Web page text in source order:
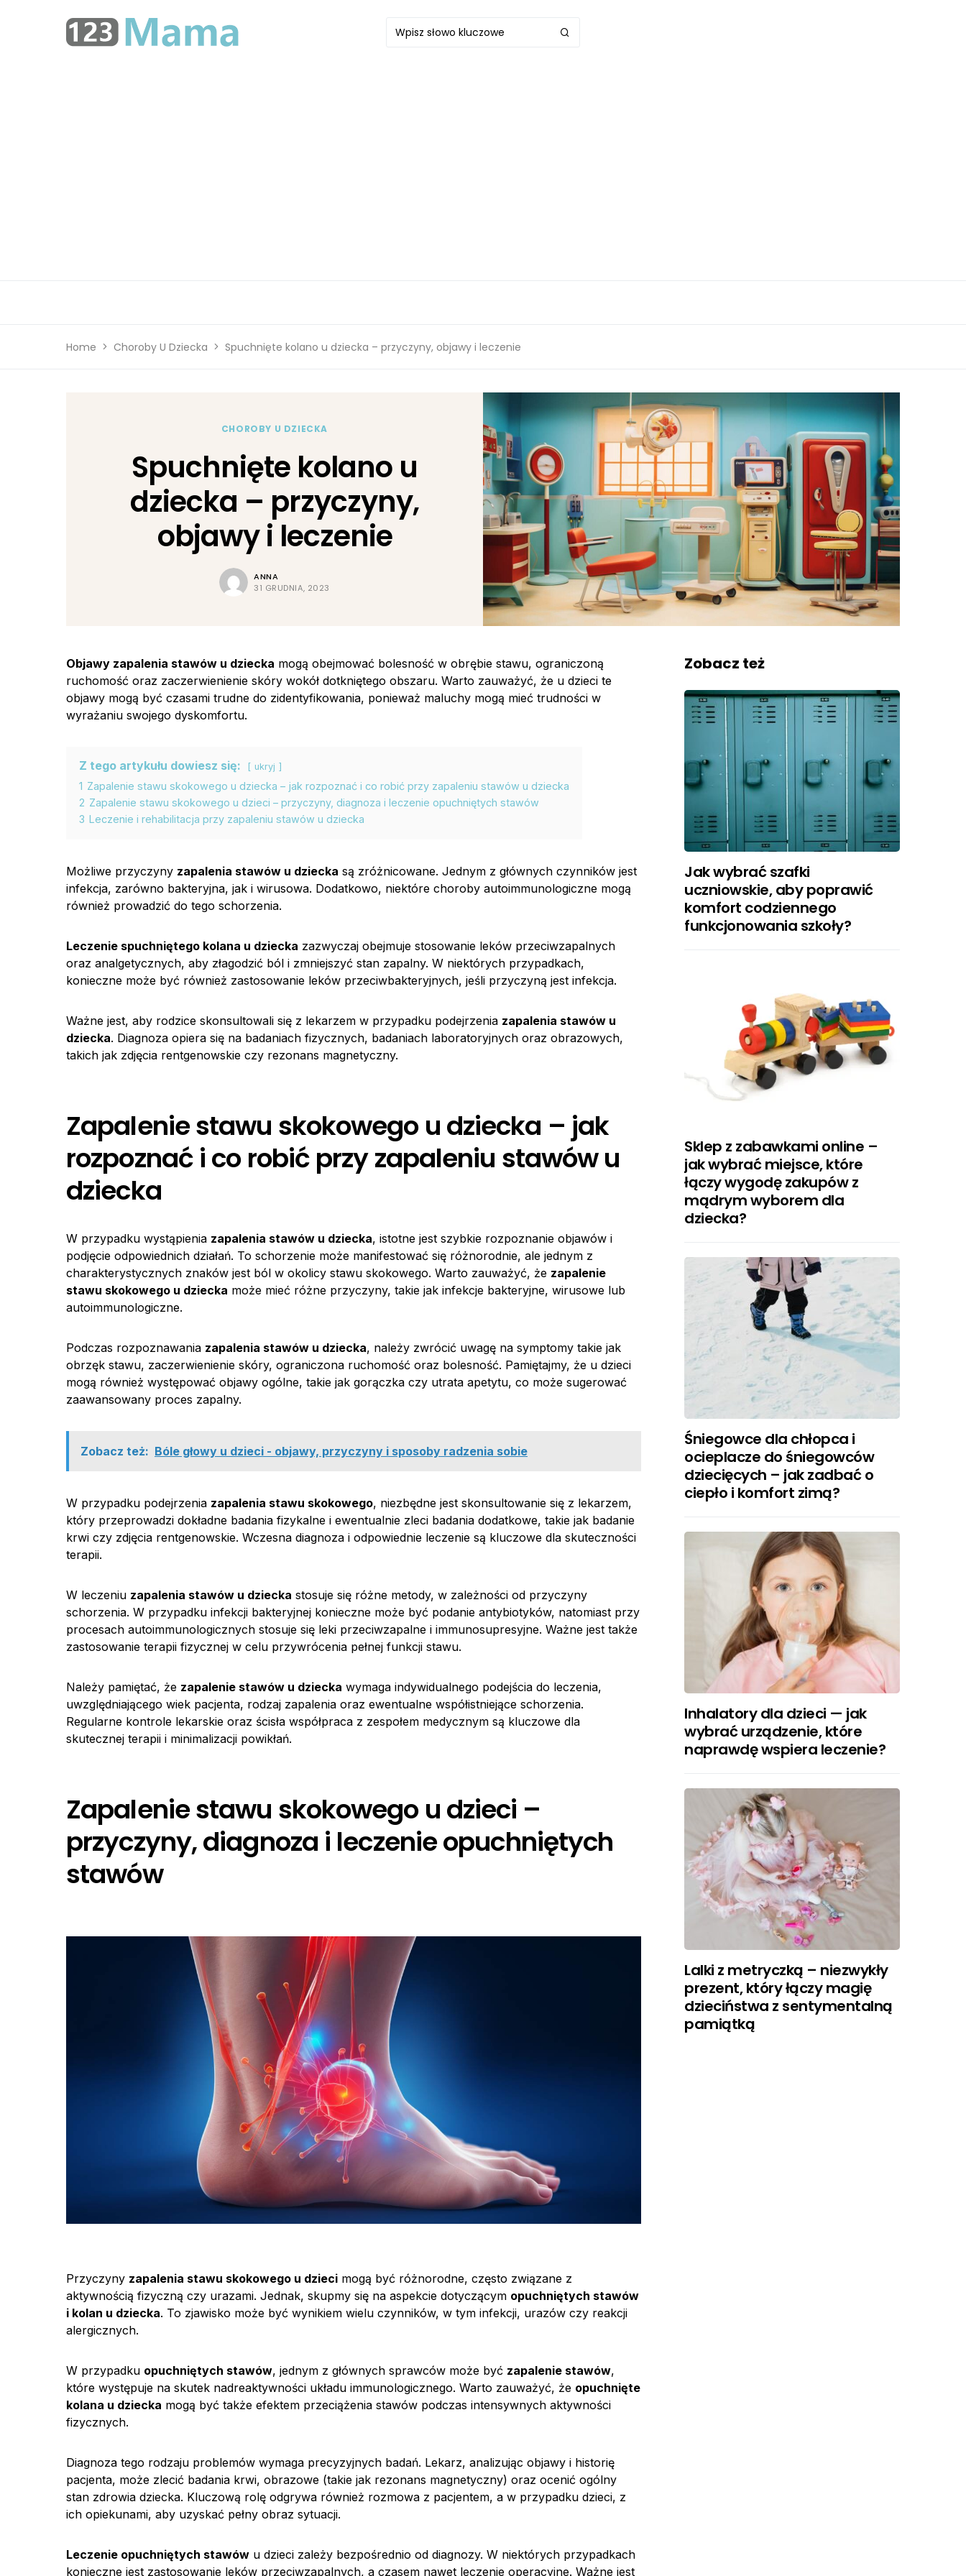
Home Choroby U Dziecka Spuchnięte kolano u dziecka – przyczyny, objawy i leczenie
CHOROBY U DZIECKA
Spuchnięte kolano u
dziecka – przyczyny,
objawy i leczenie
ANNA
31 GRUDNIA, 2023
Objawy zapalenia stawów u dziecka mogą obejmować bolesność w obrębie stawu, ograniczoną
ruchomość oraz zaczerwienienie skóry wokół dotkniętego obszaru. Warto zauważyć, że u dzieci te
objawy mogą być czasami trudne do zidentyfikowania, ponieważ maluchy mogą mieć trudności w
wyrażaniu swojego dyskomfortu.
Z tego artykułu dowiesz się: ukryj
1 Zapalenie stawu skokowego u dziecka – jak rozpoznać i co robić przy zapaleniu stawów u dziecka
2 Zapalenie stawu skokowego u dzieci – przyczyny, diagnoza i leczenie opuchniętych stawów
3 Leczenie i rehabilitacja przy zapaleniu stawów u dziecka
Możliwe przyczyny zapalenia stawów u dziecka są zróżnicowane. Jednym z głównych czynników jest
infekcja, zarówno bakteryjna, jak i wirusowa. Dodatkowo, niektóre choroby autoimmunologiczne mogą
również prowadzić do tego schorzenia.
Leczenie spuchniętego kolana u dziecka zazwyczaj obejmuje stosowanie leków przeciwzapalnych
oraz analgetycznych, aby złagodzić ból i zmniejszyć stan zapalny. W niektórych przypadkach,
konieczne może być również zastosowanie leków przeciwbakteryjnych, jeśli przyczyną jest infekcja.
Ważne jest, aby rodzice skonsultowali się z lekarzem w przypadku podejrzenia zapalenia stawów u
dziecka. Diagnoza opiera się na badaniach fizycznych, badaniach laboratoryjnych oraz obrazowych,
takich jak zdjęcia rentgenowskie czy rezonans magnetyczny.
Zapalenie stawu skokowego u dziecka – jak
rozpoznać i co robić przy zapaleniu stawów u
dziecka
W przypadku wystąpienia zapalenia stawów u dziecka, istotne jest szybkie rozpoznanie objawów i
podjęcie odpowiednich działań. To schorzenie może manifestować się różnorodnie, ale jednym z
charakterystycznych znaków jest ból w okolicy stawu skokowego. Warto zauważyć, że zapalenie
stawu skokowego u dziecka może mieć różne przyczyny, takie jak infekcje bakteryjne, wirusowe lub
autoimmunologiczne.
Podczas rozpoznawania zapalenia stawów u dziecka, należy zwrócić uwagę na symptomy takie jak
obrzęk stawu, zaczerwienienie skóry, ograniczona ruchomość oraz bolesność. Pamiętajmy, że u dzieci
mogą również występować objawy ogólne, takie jak gorączka czy utrata apetytu, co może sugerować
zaawansowany proces zapalny.
Zobacz też: Bóle głowy u dzieci - objawy, przyczyny i sposoby radzenia sobie
W przypadku podejrzenia zapalenia stawu skokowego, niezbędne jest skonsultowanie się z lekarzem,
który przeprowadzi dokładne badania fizykalne i ewentualnie zleci badania dodatkowe, takie jak badanie
krwi czy zdjęcia rentgenowskie. Wczesna diagnoza i odpowiednie leczenie są kluczowe dla skuteczności
terapii.
W leczeniu zapalenia stawów u dziecka stosuje się różne metody, w zależności od przyczyny
schorzenia. W przypadku infekcji bakteryjnej konieczne może być podanie antybiotyków, natomiast przy
procesach autoimmunologicznych stosuje się leki przeciwzapalne i immunosupresyjne. Ważne jest także
zastosowanie terapii fizycznej w celu przywrócenia pełnej funkcji stawu.
Należy pamiętać, że zapalenie stawów u dziecka wymaga indywidualnego podejścia do leczenia,
uwzględniającego wiek pacjenta, rodzaj zapalenia oraz ewentualne współistniejące schorzenia.
Regularne kontrole lekarskie oraz ścisła współpraca z zespołem medycznym są kluczowe dla
skutecznej terapii i minimalizacji powikłań.
Zapalenie stawu skokowego u dzieci –
przyczyny, diagnoza i leczenie opuchniętych
stawów
Przyczyny zapalenia stawu skokowego u dzieci mogą być różnorodne, często związane z
aktywnością fizyczną czy urazami. Jednak, skupmy się na aspekcie dotyczącym opuchniętych stawów
i kolan u dziecka. To zjawisko może być wynikiem wielu czynników, w tym infekcji, urazów czy reakcji
alergicznych.
W przypadku opuchniętych stawów, jednym z głównych sprawców może być zapalenie stawów,
które występuje na skutek nadreaktywności układu immunologicznego. Warto zauważyć, że opuchnięte
kolana u dziecka mogą być także efektem przeciążenia stawów podczas intensywnych aktywności
fizycznych.
Diagnoza tego rodzaju problemów wymaga precyzyjnych badań. Lekarz, analizując objawy i historię
pacjenta, może zlecić badania krwi, obrazowe (takie jak rezonans magnetyczny) oraz ocenić ogólny
stan zdrowia dziecka. Kluczową rolę odgrywa również rozmowa z pacjentem, a w przypadku dzieci, z
ich opiekunami, aby uzyskać pełny obraz sytuacji.
Leczenie opuchniętych stawów u dzieci zależy bezpośrednio od diagnozy. W niektórych przypadkach
konieczne jest zastosowanie leków przeciwzapalnych, a czasem nawet leczenie operacyjne. Ważne jest
Zobacz też
Jak wybrać szafki
uczniowskie, aby poprawić
komfort codziennego
funkcjonowania szkoły?
Sklep z zabawkami online –
jak wybrać miejsce, które
łączy wygodę zakupów z
mądrym wyborem dla
dziecka?
Śniegowce dla chłopca i
ocieplacze do śniegowców
dziecięcych – jak zadbać o
ciepło i komfort zimą?
Inhalatory dla dzieci — jak
wybrać urządzenie, które
naprawdę wspiera leczenie?
Lalki z metryczką – niezwykły
prezent, który łączy magię
dzieciństwa z sentymentalną
pamiątką